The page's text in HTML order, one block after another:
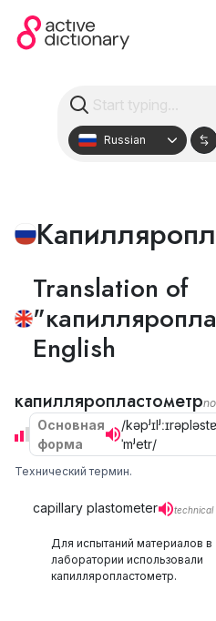
Russian
Translation of
English
капилляропластометр
Основная
форма
/kəpʲɪlʲːɪrəpləstɐ
ˈmʲetr/
Технический термин.
capillary plastometer technical
Для испытаний материалов в
лаборатории использовали
капилляропластометр.